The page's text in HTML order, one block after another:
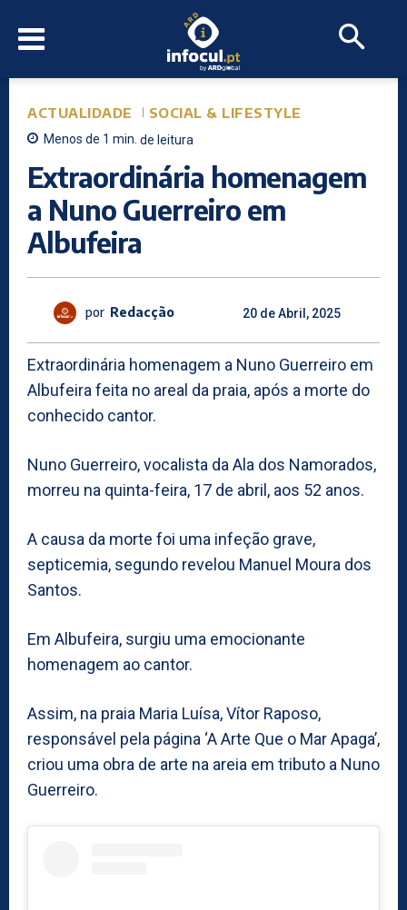
ACTUALIDADE SOCIAL & LIFESTYLE
Menos de 1 min. de leitura
Extraordinária homenagem
a Nuno Guerreiro em
Albufeira
por Redacção 20 de Abril, 2025
Extraordinária homenagem a Nuno Guerreiro em
Albufeira feita no areal da praia, após a morte do
conhecido cantor.
Nuno Guerreiro, vocalista da Ala dos Namorados,
morreu na quinta-feira, 17 de abril, aos 52 anos.
A causa da morte foi uma infeção grave,
septicemia, segundo revelou Manuel Moura dos
Santos.
Em Albufeira, surgiu uma emocionante
homenagem ao cantor.
Assim, na praia Maria Luísa, Vítor Raposo,
responsável pela página ‘A Arte Que o Mar Apaga’,
criou uma obra de arte na areia em tributo a Nuno
Guerreiro.